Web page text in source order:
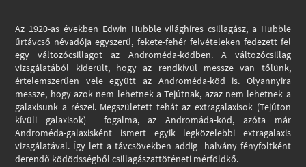
Az 1920-as években Edwin Hubble világhíres csillagász, a Hubble
űrtávcső névadója egyszerű, fekete-fehér felvételeken fedezett fel
egy változócsillagot az Androméda-ködben. A változócsillag
vizsgálatából kiderült, hogy az rendkívül messze van tőlünk,
értelemszerűen vele együtt az Androméda-köd is. Olyannyira
messze, hogy azok nem lehetnek a Tejútnak, azaz nem lehetnek a
galaxisunk a részei. Megszületett tehát az extragalaxisok (Tejúton
kívüli galaxisok) fogalma, az Andromáda-köd, azóta már
Androméda-galaxisként ismert egyik legközelebbi extragalaxis
vizsgálatával. Így lett a távcsövekben addig
halvány fényfoltként
derendő ködödsségből csillagászattöténeti mérföldkő.